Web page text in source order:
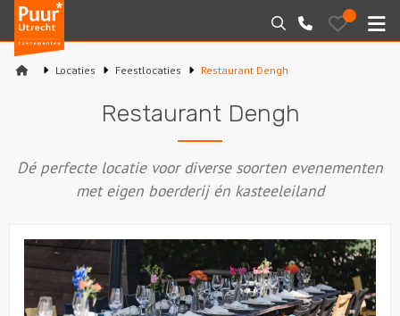
Puur*
Utrecht
bedrijfsuitjes
Zoeken
030-
2145099
Bewaarde
uitjes
Varen
Workshops
Rondleidingen
Locaties Feestlocaties Restaurant Dengh
Restaurant Dengh
Dé perfecte locatie voor diverse soorten evenementen
met eigen boerderij én kasteeleiland